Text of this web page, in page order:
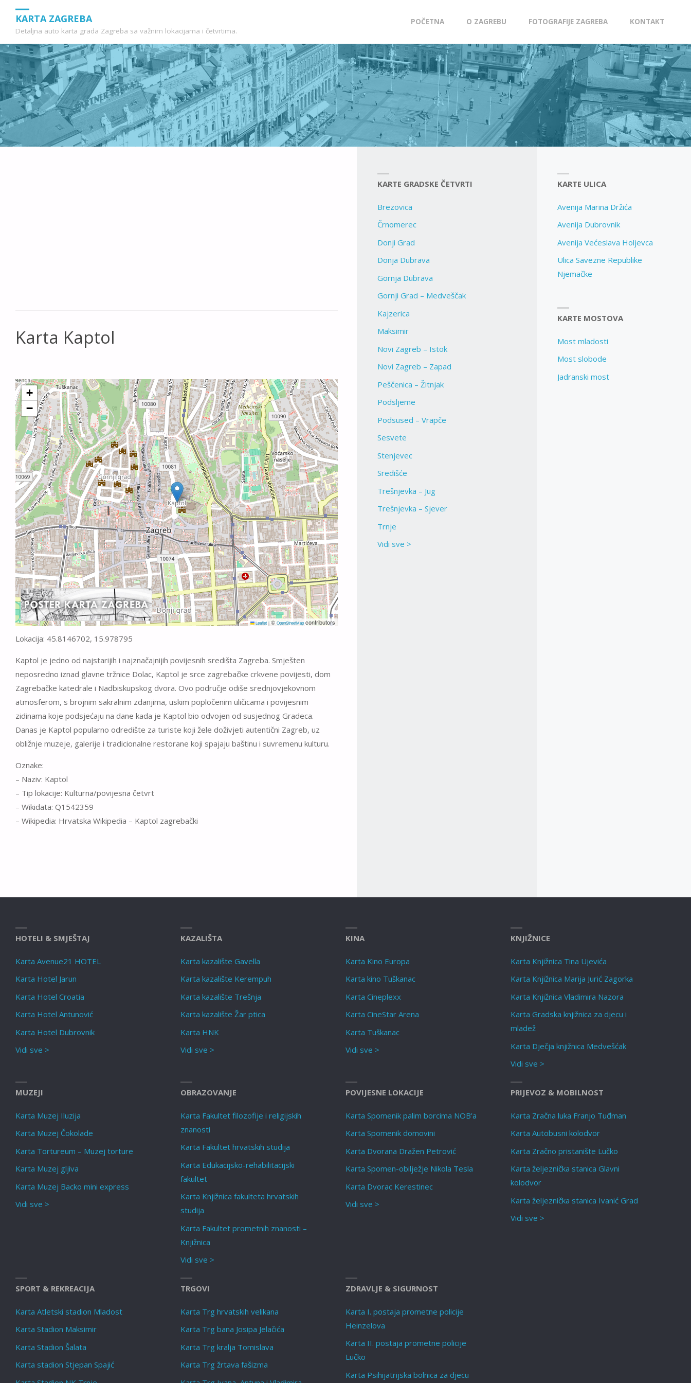
KARTA ZAGREBA
Detaljna auto karta grada Zagreba sa važnim lokacijama i četvrtima.
content
POČETNA O ZAGREBU FOTOGRAFIJE ZAGREBA KONTAKT
Karta Kaptol
+
−
Leaflet |© OpenStreetMapcontributors
Lokacija: 45.8146702, 15.978795
Kaptol je jedno od najstarijih i najznačajnijih povijesnih središta Zagreba. Smješten
neposredno iznad glavne tržnice Dolac, Kaptol je srce zagrebačke crkvene povijesti, dom
Zagrebačke katedrale i Nadbiskupskog dvora. Ovo područje odiše srednjovjekovnom
atmosferom, s brojnim sakralnim zdanjima, uskim popločenim uličicama i povijesnim
zidinama koje podsjećaju na dane kada je Kaptol bio odvojen od susjednog Gradeca.
Danas je Kaptol popularno odredište za turiste koji žele doživjeti autentični Zagreb, uz
obližnje muzeje, galerije i tradicionalne restorane koji spajaju baštinu i suvremenu kulturu.
Oznake:
– Naziv: Kaptol
– Tip lokacije: Kulturna/povijesna četvrt
– Wikidata: Q1542359
– Wikipedia: Hrvatska Wikipedia – Kaptol zagrebački
KARTE GRADSKE ČETVRTI
Brezovica
Črnomerec
Donji Grad
Donja Dubrava
Gornja Dubrava
Gornji Grad – Medveščak
Kajzerica
Maksimir
Novi Zagreb – Istok
Novi Zagreb – Zapad
Peščenica – Žitnjak
Podsljeme
Podsused – Vrapče
Sesvete
Stenjevec
Središće
Trešnjevka – Jug
Trešnjevka – Sjever
Trnje
Vidi sve >
KARTE ULICA
Avenija Marina Držića
Avenija Dubrovnik
Avenija Većeslava Holjevca
Ulica Savezne Republike
Njemačke
KARTE MOSTOVA
Most mladosti
Most slobode
Jadranski most
HOTELI & SMJEŠTAJ
Karta Avenue21 HOTEL
Karta Hotel Jarun
Karta Hotel Croatia
Karta Hotel Antunović
Karta Hotel Dubrovnik
Vidi sve >
KAZALIŠTA
Karta kazalište Gavella
Karta kazalište Kerempuh
Karta kazalište Trešnja
Karta kazalište Žar ptica
Karta HNK
Vidi sve >
KINA
Karta Kino Europa
Karta kino Tuškanac
Karta Cineplexx
Karta CineStar Arena
Karta Tuškanac
Vidi sve >
KNJIŽNICE
Karta Knjižnica Tina Ujevića
Karta Knjižnica Marija Jurić Zagorka
Karta Knjižnica Vladimira Nazora
Karta Gradska knjižnica za djecu i
mladež
Karta Dječja knjižnica Medvešćak
Vidi sve >
MUZEJI
Karta Muzej Iluzija
Karta Muzej Čokolade
Karta Tortureum – Muzej torture
Karta Muzej gljiva
Karta Muzej Backo mini express
Vidi sve >
OBRAZOVANJE
Karta Fakultet filozofije i religijskih
znanosti
Karta Fakultet hrvatskih studija
Karta Edukacijsko-rehabilitacijski
fakultet
Karta Knjižnica fakulteta hrvatskih
studija
Karta Fakultet prometnih znanosti –
Knjižnica
Vidi sve >
POVIJESNE LOKACIJE
Karta Spomenik palim borcima NOB’a
Karta Spomenik domovini
Karta Dvorana Dražen Petrović
Karta Spomen-obilježje Nikola Tesla
Karta Dvorac Kerestinec
Vidi sve >
PRIJEVOZ & MOBILNOST
Karta Zračna luka Franjo Tuđman
Karta Autobusni kolodvor
Karta Zračno pristanište Lučko
Karta željeznička stanica Glavni
kolodvor
Karta željeznička stanica Ivanić Grad
Vidi sve >
SPORT & REKREACIJA
Karta Atletski stadion Mladost
Karta Stadion Maksimir
Karta Stadion Šalata
Karta stadion Stjepan Spajić
TRGOVI
Karta Trg hrvatskih velikana
Karta Trg bana Josipa Jelačića
Karta Trg kralja Tomislava
Karta Trg žrtava fašizma
ZDRAVLJE & SIGURNOST
Karta I. postaja prometne policije
Heinzelova
Karta II. postaja prometne policije
Lučko
Karta Psihijatrijska bolnica za djecu